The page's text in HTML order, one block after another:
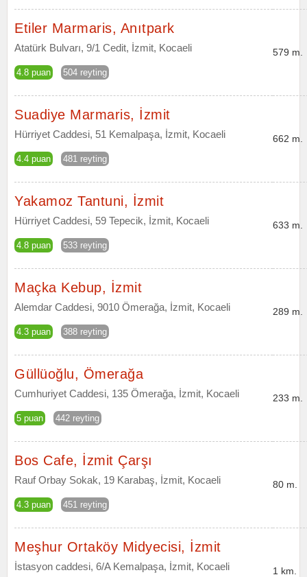
Etiler Marmaris, Anıtpark
Atatürk Bulvarı, 9/1 Cedit, İzmit, Kocaeli
4.8 puan 504 reyting
579 m.
Suadiye Marmaris, İzmit
Hürriyet Caddesi, 51 Kemalpaşa, İzmit, Kocaeli
4.4 puan 481 reyting
662 m.
Yakamoz Tantuni, İzmit
Hürriyet Caddesi, 59 Tepecik, İzmit, Kocaeli
4.8 puan 533 reyting
633 m.
Maçka Kebup, İzmit
Alemdar Caddesi, 9010 Ömerağa, İzmit, Kocaeli
4.3 puan 388 reyting
289 m.
Güllüoğlu, Ömerağa
Cumhuriyet Caddesi, 135 Ömerağa, İzmit, Kocaeli
5 puan 442 reyting
233 m.
Bos Cafe, İzmit Çarşı
Rauf Orbay Sokak, 19 Karabaş, İzmit, Kocaeli
4.3 puan 451 reyting
80 m.
Meşhur Ortaköy Midyecisi, İzmit
İstasyon caddesi, 6/A Kemalpaşa, İzmit, Kocaeli 1 km.